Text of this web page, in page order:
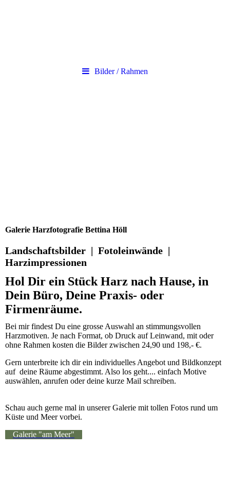
Bilder / Rahmen
Galerie Harzfotografie Bettina Höll
Landschaftsbilder | Fotoleinwände |
Harzimpressionen
Hol Dir ein Stück Harz nach Hause, in
Dein Büro, Deine Praxis- oder
Firmenräume.
Bei mir findest Du eine grosse Auswahl an stimmungsvollen
Harzmotiven. Je nach Format, ob Druck auf Leinwand, mit oder
ohne Rahmen kosten die Bilder zwischen 24,90 und 198,- €.
Gern unterbreite ich dir ein individuelles Angebot und Bildkonzept
auf deine Räume abgestimmt. Also los geht.... einfach Motive
auswählen, anrufen oder deine kurze Mail schreiben.
Schau auch gerne mal in unserer Galerie mit tollen Fotos rund um
Küste und Meer vorbei.
Galerie "am Meer"